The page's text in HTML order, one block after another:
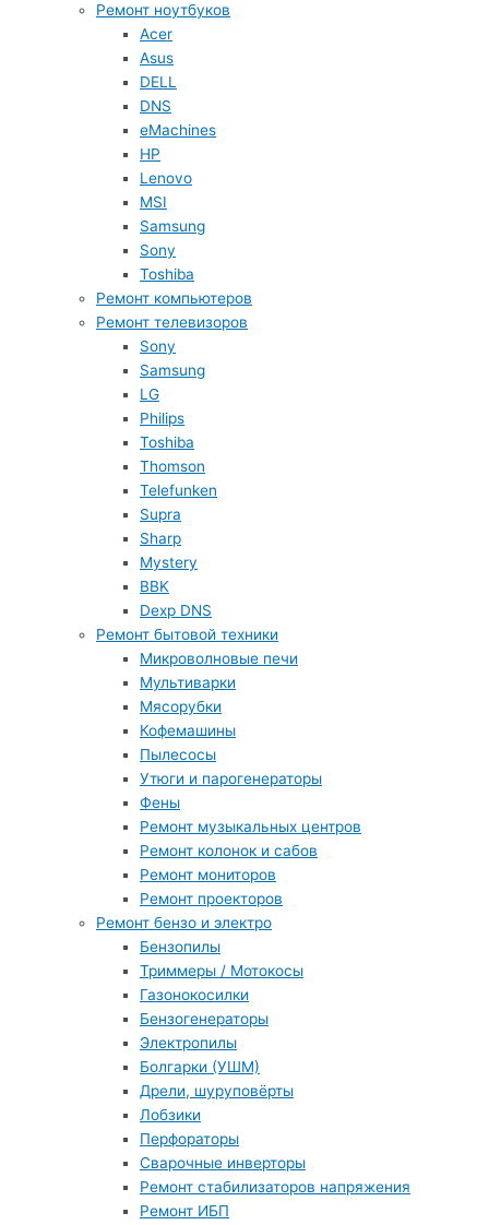
Ремонт ноутбуков
Acer
Asus
DELL
DNS
eMachines
HP
Lenovo
MSI
Samsung
Sony
Toshiba
Ремонт компьютеров
Ремонт телевизоров
Sony
Samsung
LG
Philips
Toshiba
Thomson
Telefunken
Supra
Sharp
Mystery
BBK
Dexp DNS
Ремонт бытовой техники
Микроволновые печи
Мультиварки
Мясорубки
Кофемашины
Пылесосы
Утюги и парогенераторы
Фены
Ремонт музыкальных центров
Ремонт колонок и сабов
Ремонт мониторов
Ремонт проекторов
Ремонт бензо и электро
Бензопилы
Триммеры / Мотокосы
Газонокосилки
Бензогенераторы
Электропилы
Болгарки (УШМ)
Дрели, шуруповёрты
Лобзики
Перфораторы
Сварочные инверторы
Ремонт стабилизаторов напряжения
Ремонт ИБП